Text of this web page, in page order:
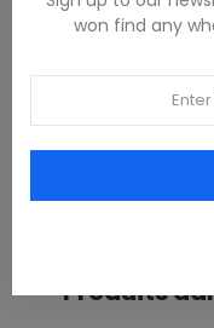
MOM JEANS CORTO,
PRODUCT DETAILS
Produits
won find any